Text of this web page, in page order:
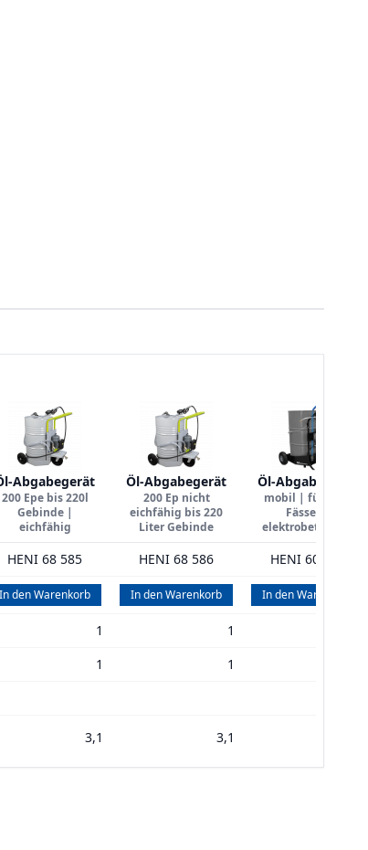
Abgabegerät
200 Epe bis 220l
Gebinde |
eichfähig
Öl-Abgabegerät
200 Ep nicht
eichfähig bis 220
Liter Gebinde
Öl-Abgabegerät
mobil | für 200 l
Fässer |
elektrobetrieben
HENI 68 585 HENI 68 586 HENI 60 953
In den Warenkorb In den Warenkorb In den Warenkorb
1 1
1 1
3,1 3,1